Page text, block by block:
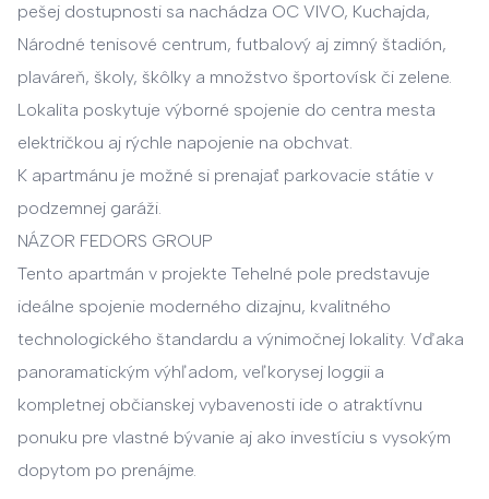
pešej dostupnosti sa nachádza OC VIVO, Kuchajda,
Národné tenisové centrum, futbalový aj zimný štadión,
plaváreň, školy, škôlky a množstvo športovísk či zelene.
Lokalita poskytuje výborné spojenie do centra mesta
električkou aj rýchle napojenie na obchvat.
K apartmánu je možné si prenajať parkovacie státie v
podzemnej garáži.
NÁZOR FEDORS GROUP
Tento apartmán v projekte Tehelné pole predstavuje
ideálne spojenie moderného dizajnu, kvalitného
technologického štandardu a výnimočnej lokality. Vďaka
panoramatickým výhľadom, veľkorysej loggii a
kompletnej občianskej vybavenosti ide o atraktívnu
ponuku pre vlastné bývanie aj ako investíciu s vysokým
dopytom po prenájme.